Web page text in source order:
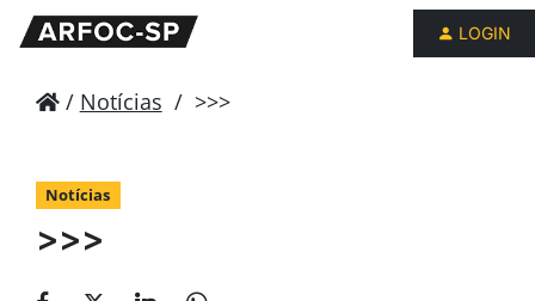
LOGIN
/ Notícias / >>>
Notícias
>>>